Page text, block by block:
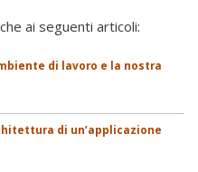
ai seguenti articoli:
di lavoro e la nostra
di un’applicazione